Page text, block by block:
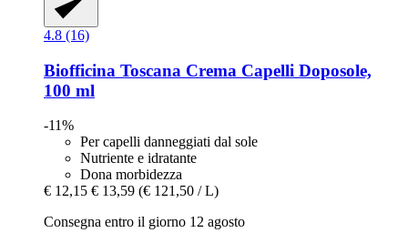
4.8 (16)
Biofficina Toscana Crema Capelli Doposole,
100 ml
-11%
Per capelli danneggiati dal sole
Nutriente e idratante
Dona morbidezza
€ 12,15 € 13,59 (€ 121,50 / L)
Consegna entro il giorno 12 agosto